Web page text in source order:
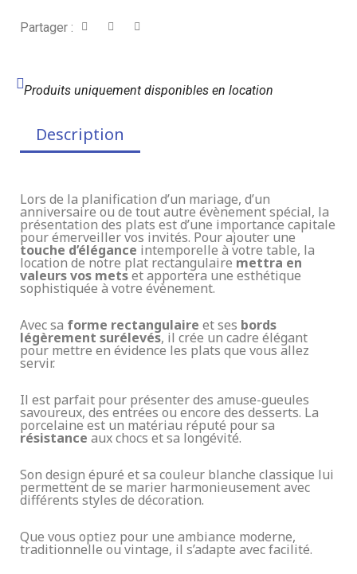
Partager :
Produits uniquement disponibles en location
Description
Lors de la planification d’un mariage, d’un
anniversaire ou de tout autre évènement spécial, la
présentation des plats est d’une importance capitale
pour émerveiller vos invités. Pour ajouter une
touche d’élégance intemporelle à votre table, la
location de notre plat rectangulaire mettra en
valeurs vos metset apportera une esthétique
sophistiquée à votre évènement.
Avec sa forme rectangulaire et ses bords
légèrement surélevés, il crée un cadre élégant
pour mettre en évidence les plats que vous allez
servir.
Il est parfait pour présenter des amuse-gueules
savoureux, des entrées ou encore des desserts. La
porcelaine est un matériau réputé pour sa
résistance aux chocs et sa longévité.
Son design épuré et sa couleur blanche classique lui
permettent de se marier harmonieusement avec
différents styles de décoration.
Que vous optiez pour une ambiance moderne,
traditionnelle ou vintage, il s’adapte avec facilité.